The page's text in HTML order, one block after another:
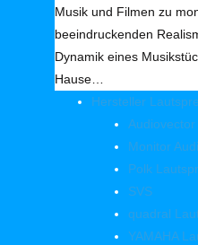
Musik und Filmen zu
beeindruckenden
Dynamik eines
Hause…
Hersteller
Monitor
Polk
SVS
quadral
YAMAHA